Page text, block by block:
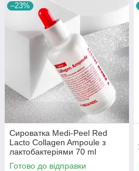
–23%
Сироватка Medi-Peel Red
Lacto Collagen Ampoule з
лактобактеріями 70 ml
Готово до відправки